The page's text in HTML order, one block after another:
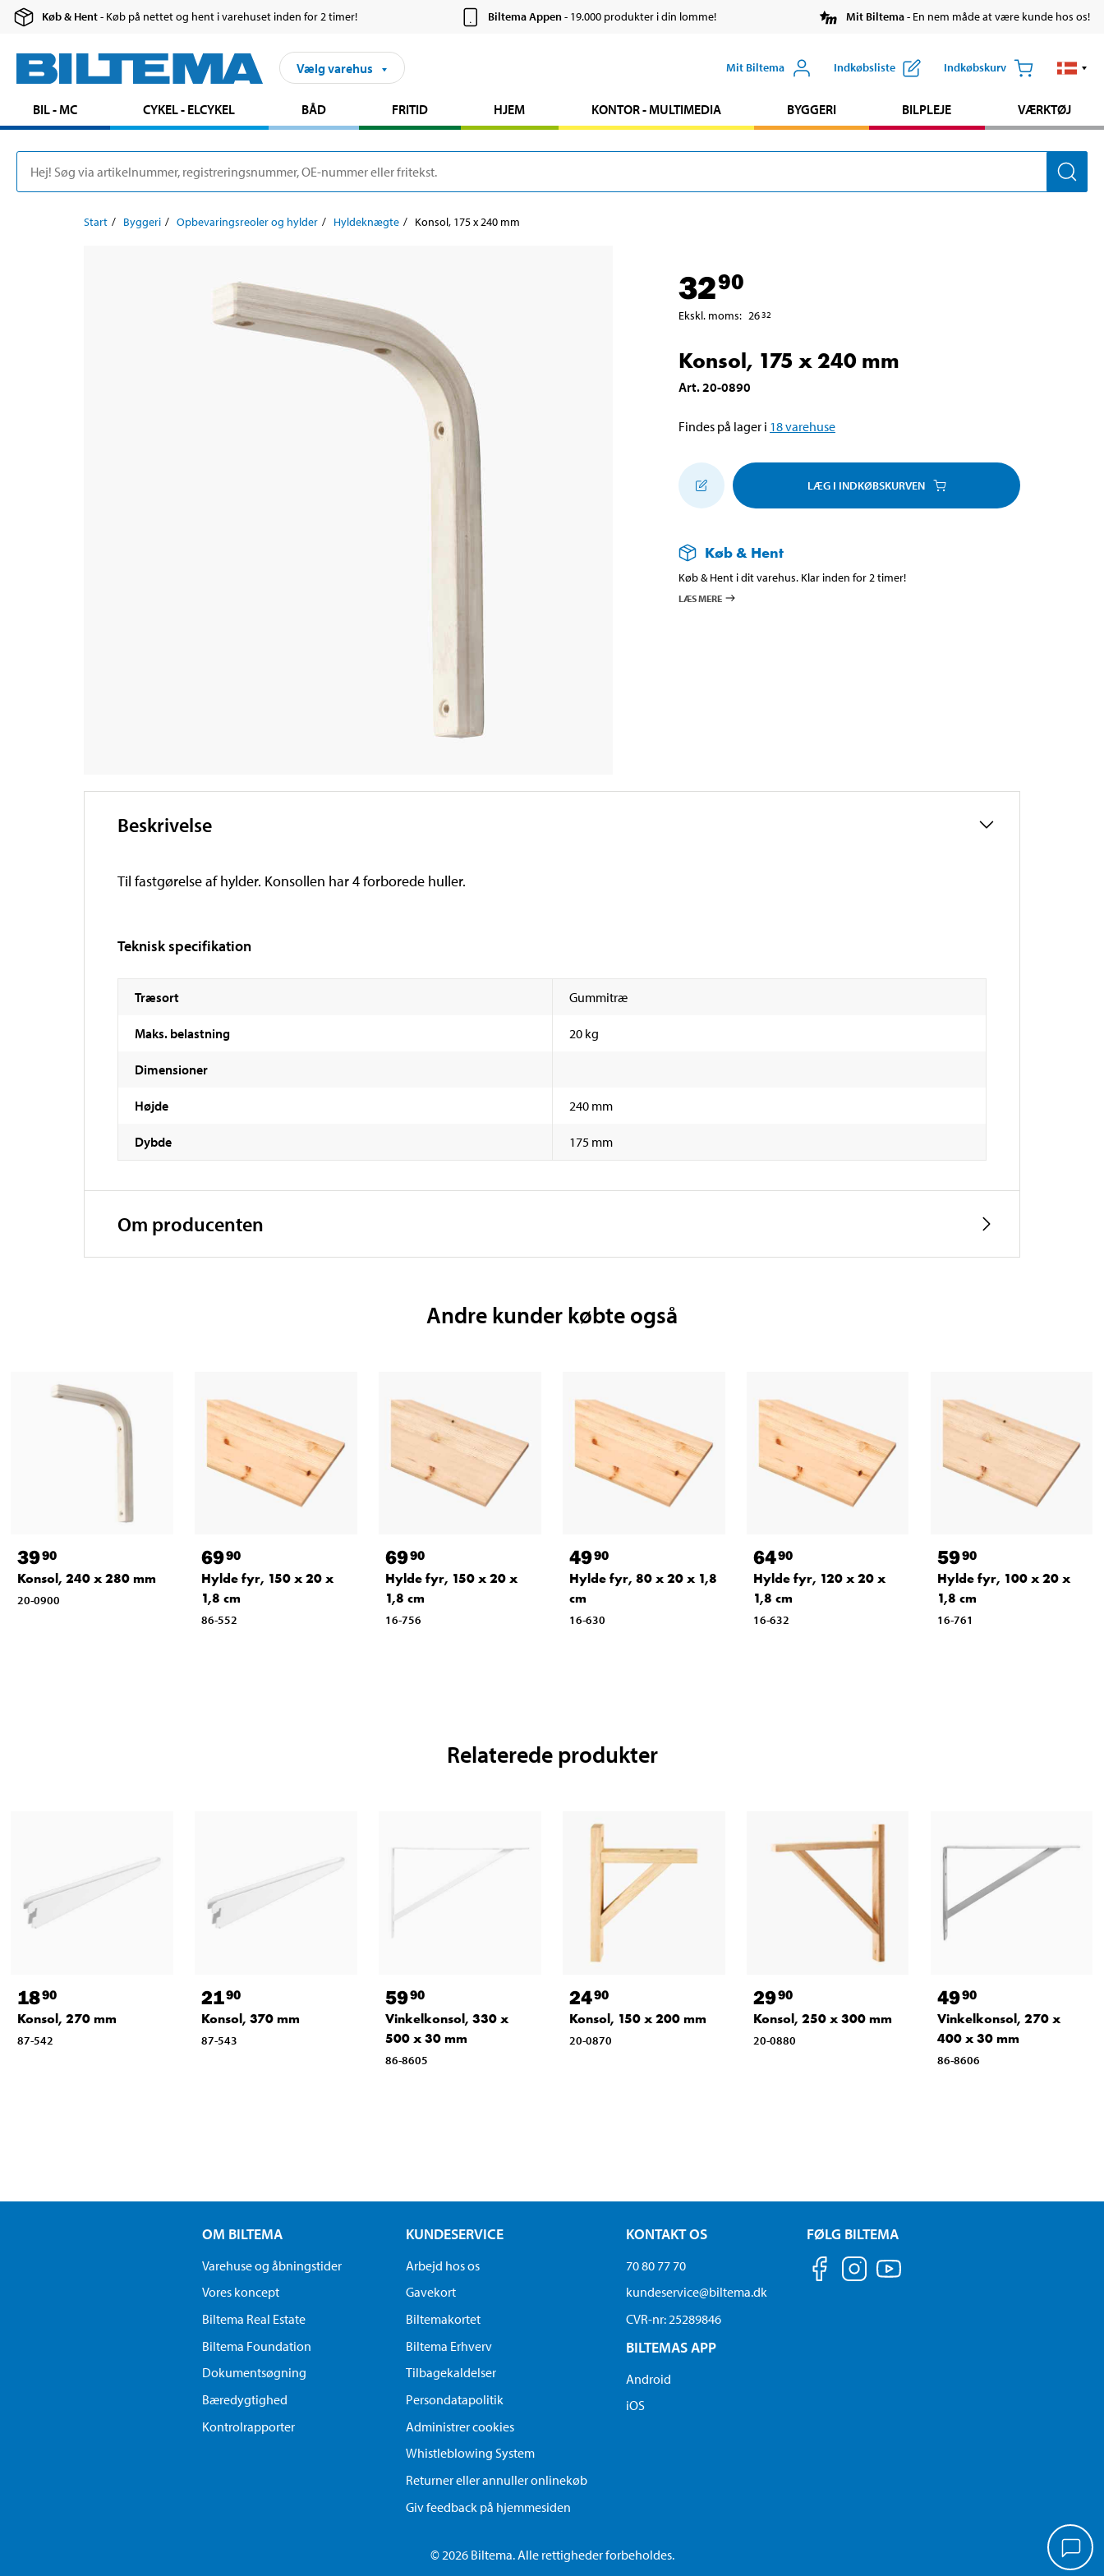
Køb & Hent- Køb på nettet og hent i varehuset inden for 2 timer! Biltema Appen- 19.000 produkter i din lomme! Mit Biltema- En nem måde at være kunde hos os!
Vælg varehus Mit Biltema Indkøbsliste Indkøbskurv
BIL - MC CYKEL - ELCYKEL BÅD FRITID HJEM KONTOR - MULTIMEDIA BYGGERI BILPLEJE VÆRKTØJ
Start Byggeri Opbevaringsreoler og hylder Hyldeknægte Konsol, 175 x 240 mm
3290
Ekskl. moms: 2632
Konsol, 175 x 240 mm
Art.20-0890
Findes på lager i 18varehuse
LÆG I INDKØBSKURVEN
Køb & Hent
Køb & Hent i dit varehus. Klar inden for 2 timer!
LÆS MERE
Beskrivelse
Til fastgørelse af hylder. Konsollen har 4 forborede huller.
Teknisk specifikation
Træsort Gummitræ
Maks. belastning 20 kg
Dimensioner
Højde 240 mm
Dybde 175 mm
Om producenten
Andre kunder købte også
3990
Konsol, 240 x 280 mm
20-0900
6990
Hylde fyr, 150 x 20 x
1,8 cm
86-552
6990
Hylde fyr, 150 x 20 x
1,8 cm
16-756
4990
Hylde fyr, 80 x 20 x 1,8
cm
16-630
6490
Hylde fyr, 120 x 20 x
1,8 cm
16-632
5990
Hylde fyr, 100 x 20 x
1,8 cm
16-761
Relaterede produkter
1890
Konsol, 270 mm
87-542
2190
Konsol, 370 mm
87-543
5990
Vinkelkonsol, 330 x
500 x 30 mm
86-8605
2490
Konsol, 150 x 200 mm
20-0870
2990
Konsol, 250 x 300 mm
20-0880
4990
Vinkelkonsol, 270 x
400 x 30 mm
86-8606
OM BILTEMA
Varehuse og åbningstider
Vores koncept
Biltema Real Estate
Biltema Foundation
Dokumentsøgning
Bæredygtighed
Kontrolrapporter
KUNDESERVICE
Arbejd hos os
Gavekort
Biltemakortet
Biltema Erhverv
Tilbagekaldelser
Persondatapolitik
Administrer cookies
Whistleblowing System
Returner eller annuller onlinekøb
Giv feedback på hjemmesiden
KONTAKT OS
70 80 77 70
kundeservice@biltema.dk
CVR-nr: 25289846
BILTEMAS APP
Android
iOS
FØLG BILTEMA
© 2026 Biltema. Alle rettigheder forbeholdes.